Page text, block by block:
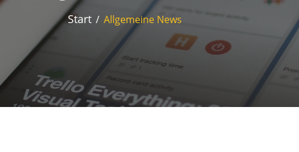
Start Allgemeine News